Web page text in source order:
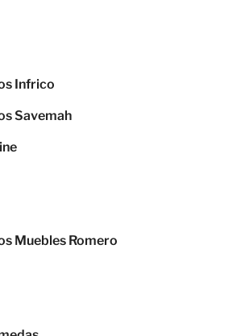
Infrico
Savemah
Muebles Romero